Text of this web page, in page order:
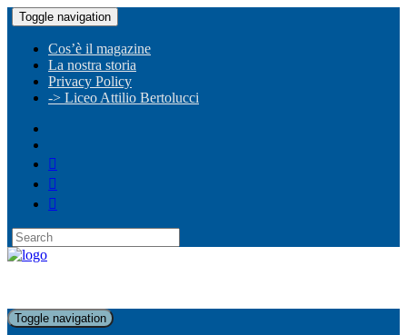
Toggle navigation
Cos’è il magazine
La nostra storia
Privacy Policy
-> Liceo Attilio Bertolucci
Toggle navigation